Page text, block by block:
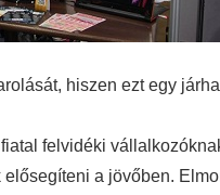
hiszen ezt egy
felvidéki
a jövőben.